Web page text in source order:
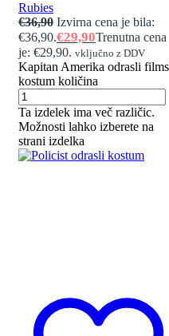
Rubies
€36,90 Izvirna cena je bila:
€36,90.€29,90Trenutna cena
je: €29,90. vključno z DDV
Kapitan Amerika odrasli
kostum količina
Ta izdelek ima več različic.
Možnosti lahko izberete na
strani izdelka